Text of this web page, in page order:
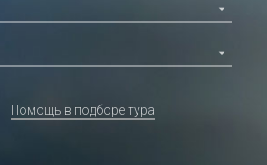
Помощь в подборе тура